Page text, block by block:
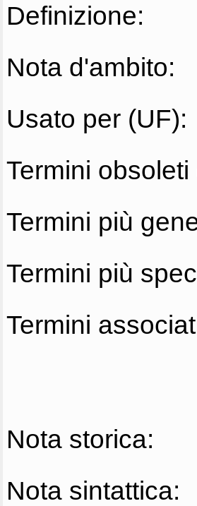
Definizione:
Nota d'ambito:
Usato per (UF):
Termini obsoleti
Termini più
Termini più
Termini
Nota storica:
Nota sintattica: